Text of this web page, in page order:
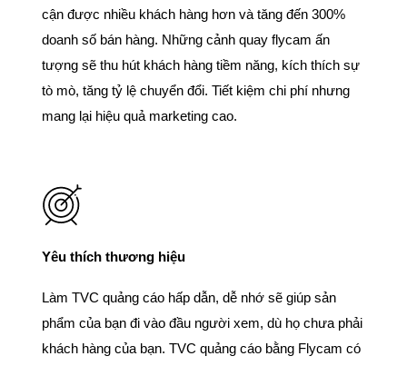
cận được nhiều khách hàng hơn và tăng đến 300%
doanh số bán hàng. Những cảnh quay flycam ấn
tượng sẽ thu hút khách hàng tiềm năng, kích thích sự
tò mò, tăng tỷ lệ chuyển đổi. Tiết kiệm chi phí nhưng
mang lại hiệu quả marketing cao.
Yêu thích thương hiệu
Làm TVC quảng cáo hấp dẫn, dễ nhớ sẽ giúp sản
phẩm của bạn đi vào đầu người xem, dù họ chưa phải
khách hàng của bạn. TVC quảng cáo bằng Flycam có